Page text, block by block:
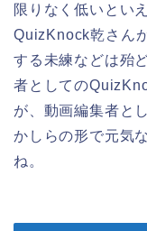
限りなく低いとい
QuizKnock乾さん
する未練などは殆
者としての
が、動画編集者と
かしらの形で元気
ね。